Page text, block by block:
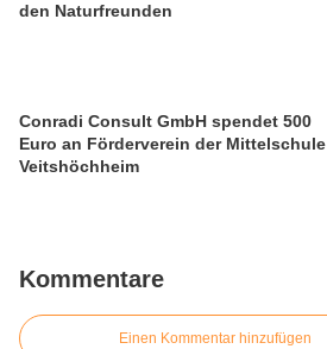
den Naturfreunden
Conradi Consult GmbH spendet 500
Euro an Förderverein der Mittelschule
Veitshöchheim
Kommentare
Einen Kommentar hinzufügen